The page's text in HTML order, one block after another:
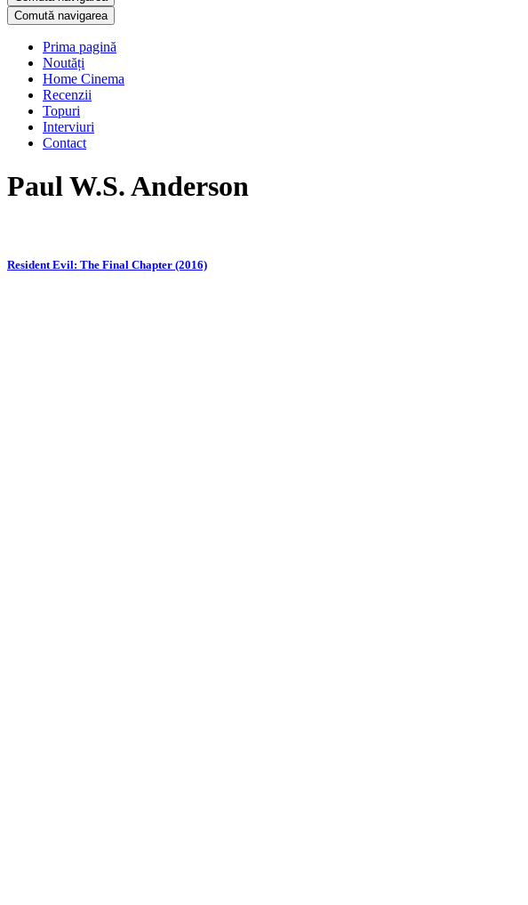
Comută navigarea
Prima pagină
Noutăți
Home Cinema
Recenzii
Topuri
Interviuri
Contact
Paul W.S. Anderson
Resident Evil: The Final Chapter (2016)